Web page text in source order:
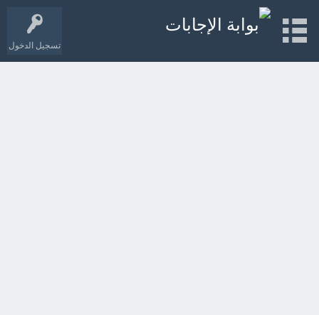
تسجيل الدخول